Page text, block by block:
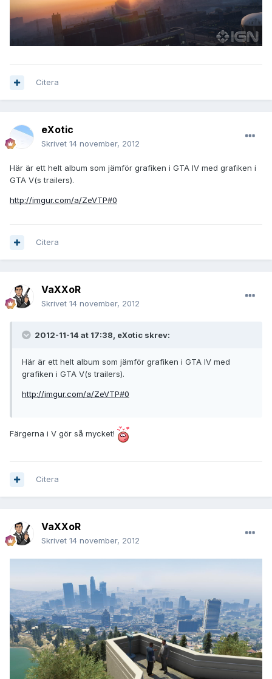
Citera
eXotic
Skrivet 14 november, 2012
Här är ett helt album som jämför grafiken i GTA IV med grafiken i
GTA V(s trailers).
http://imgur.com/a/ZeVTP#0
Citera
VaXXoR
Skrivet 14 november, 2012
2012-11-14 at 17:38, eXotic skrev:
Här är ett helt album som jämför grafiken i GTA IV med
grafiken i GTA V(s trailers).
http://imgur.com/a/ZeVTP#0
Färgerna i V gör så mycket!
Citera
VaXXoR
Skrivet 14 november, 2012